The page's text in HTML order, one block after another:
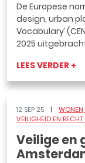
De Europese
design, urban
Vocabulary’
2025
LEES VERDER +
12 SEP 25
VEILIGHEID EN RECHT
Veilige en